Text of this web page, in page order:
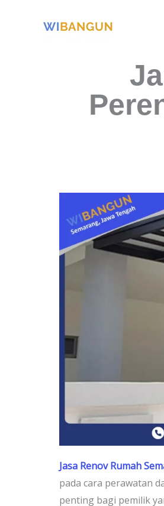
Jasa Renov Rumah
pada cara perawatan
penting bagi pemilik